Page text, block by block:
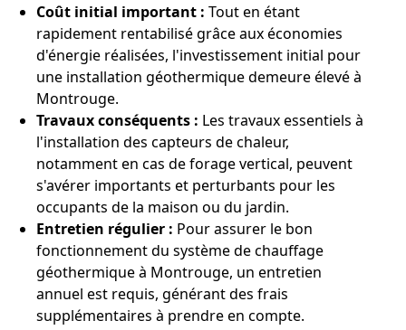
Coût initial important : Tout en étant
rapidement rentabilisé grâce aux économies
d'énergie réalisées, l'investissement initial pour
une installation géothermique demeure élevé à
Montrouge.
Travaux conséquents : Les travaux essentiels à
l'installation des capteurs de chaleur,
notamment en cas de forage vertical, peuvent
s'avérer importants et perturbants pour les
occupants de la maison ou du jardin.
Entretien régulier : Pour assurer le bon
fonctionnement du système de chauffage
géothermique à Montrouge, un entretien
annuel est requis, générant des frais
supplémentaires à prendre en compte.